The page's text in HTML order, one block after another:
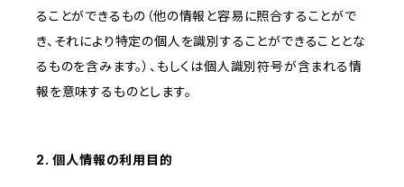
ることができるもの（他の情報と容易に照合することがで
き、それにより特定の個人を識別することができることとな
るものを含みます。）、もしくは個人識別符号が含まれる情
報を意味するものとします。
2. 個人情報の利用目的